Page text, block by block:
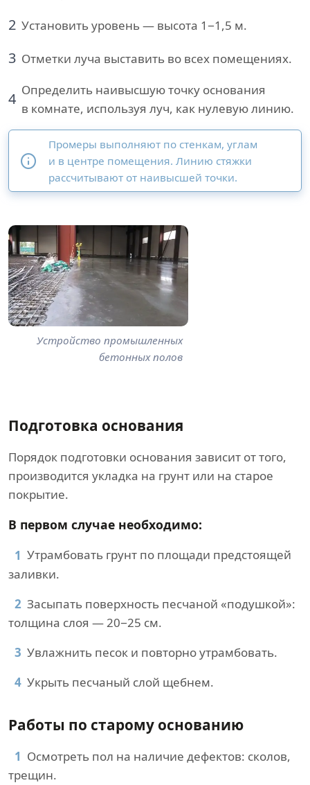
2 Установить уровень — высота 1−1,5 м.
3 Отметки луча выставить во всех помещениях.
4 Определить наивысшую точку основания
в комнате, используя луч, как нулевую линию.
Промеры выполняют по стенкам, углам
и в центре помещения. Линию стяжки
рассчитывают от наивысшей точки.
Устройство промышленных
бетонных полов
Подготовка основания
Порядок подготовки основания зависит от того,
производится укладка на грунт или на старое
покрытие.
В первом случае необходимо:
Утрамбовать грунт по площади предстоящей
заливки.
Засыпать поверхность песчаной «подушкой»:
толщина слоя — 20−25 см.
Увлажнить песок и повторно утрамбовать.
Укрыть песчаный слой щебнем.
Работы по старому основанию
Осмотреть пол на наличие дефектов: сколов,
трещин.